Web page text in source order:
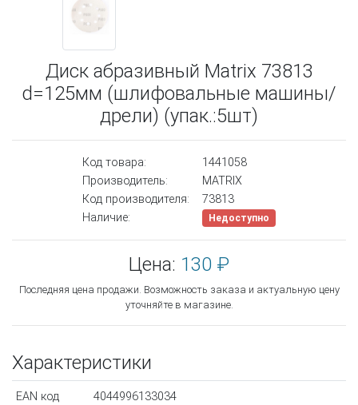
Диск абразивный Matrix 73813
d=125мм (шлифовальные машины/
дрели) (упак.:5шт)
Код товара:
1441058
Производитель:
MATRIX
Код производителя:
73813
Наличие:
Недоступно
Цена: 130 ₽
Последняя цена продажи. Возможность заказа и актуальную цену
уточняйте в магазине.
Характеристики
EAN код 4044996133034